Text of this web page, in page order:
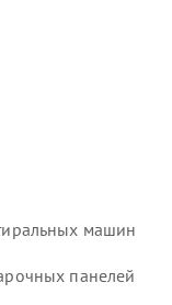
машин
панелей